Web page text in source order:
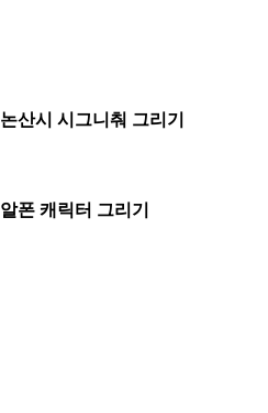
산시 시그니춰 그리기
폰 캐릭터 그리기